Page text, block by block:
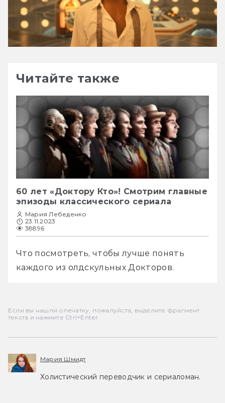
Читайте также
60 лет «Доктору Кто»! Смотрим главные
эпизоды классического сериала
Мария Лебеденко
23.11.2023
38896
Что посмотреть, чтобы лучше понять
каждого из олдскульных Докторов.
Если вы нашли опечатку, пожалуйста, выделите фрагмент
текста и нажмите Ctrl+Enter.
Мария Шмидт
Холистический переводчик и сериаломан.